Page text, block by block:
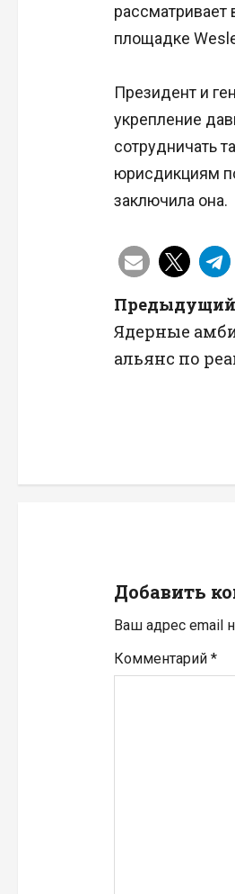
площадке
Президент и
укрепление
сотрудничать
юрисдикциям
заключила она.
Н
а
а
я
п
о
Предыдущий
Ядерные
альянс по
Добавить
Ваш адрес email
Комментарий *